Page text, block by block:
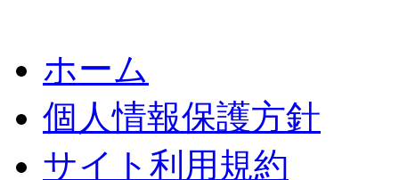
ホーム
個人情報保護方針
サイト利用規約